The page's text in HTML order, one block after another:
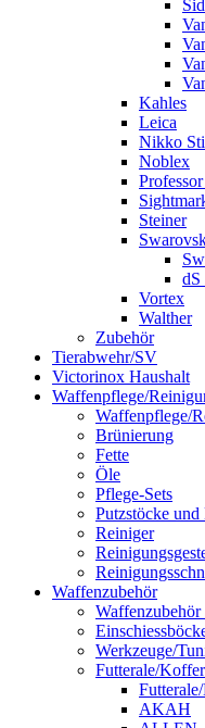
Kahles
Leica
Nikko
Noblex
Steiner
dS
Vortex
Walther
Zubehör
Tierabwehr/SV
Victorinox Haushalt
Waffenpflege/
Waffenpflege/
Brünierung
Fette
Öle
Pflege-Sets
Putzstöcke und
Reiniger
Waffenzubehör
Waffenzubehör
Werkzeuge/
Futterale/Koffer
AKAH